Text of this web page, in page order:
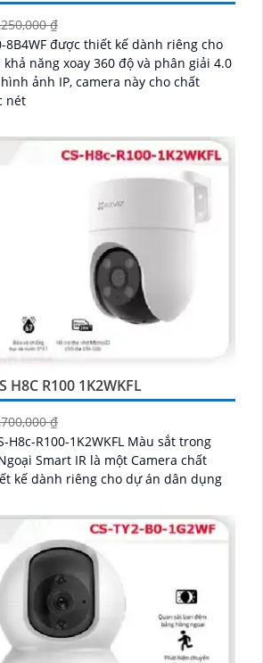
₫
8B4WF được thiết kế dành riêng cho
năng xoay 360 độ và phân giải 4.0
nét
H8C R100 1K2WKFL
₫
H8c-R100-1K2WKFL Màu sắt trong
Smart IR là một Camera chất
kế dành riêng cho dự án dân dụng